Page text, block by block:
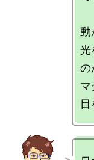
動
光
の
マ